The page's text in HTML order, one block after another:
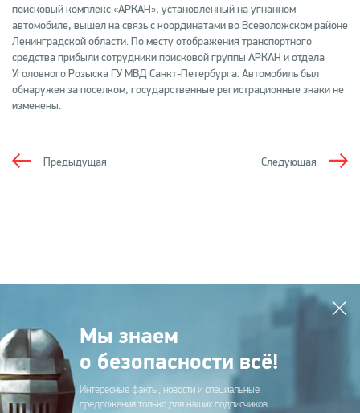
поисковый комплекс «АРКАН», установленный на угнанном
автомобиле, вышел на связь с координатами во Всеволожском районе
Ленинградской области. По месту отображения транспортного
средства прибыли сотрудники поисковой группы АРКАН и отдела
Уголовного Розыска ГУ МВД Санкт-Петербурга. Автомобиль был
обнаружен за поселком, государственные регистрационные знаки не
изменены.
Следующая
Предыдущая
Мы знаем
о безопасности всё!
Интересные факты, новости и специальные
предложения только для наших подписчиков.